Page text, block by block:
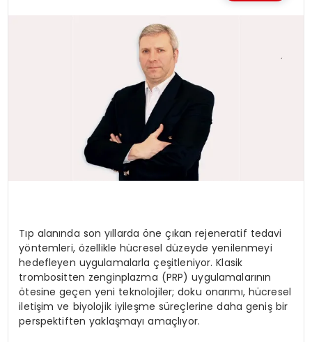
Tıp alanında son yıllarda öne çıkan rejeneratif tedavi
yöntemleri, özellikle hücresel düzeyde yenilenmeyi
hedefleyen uygulamalarla çeşitleniyor. Klasik
trombositten zenginplazma (PRP) uygulamalarının
ötesine geçen yeni teknolojiler; doku onarımı, hücresel
iletişim ve biyolojik iyileşme süreçlerine daha geniş bir
perspektiften yaklaşmayı amaçlıyor.